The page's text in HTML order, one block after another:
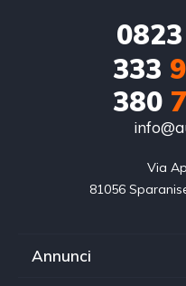
0823
333
380
Via
81056
Annunci